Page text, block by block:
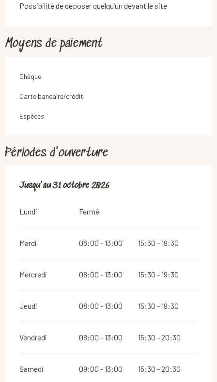
Possibilité de déposer quelqu’un devant le site
Moyens de paiement
Chèque
Carte bancaire/crédit
Espèces
Périodes d'ouverture
Du1 janvier 2026au31 octobre 2026
Jusqu'au31 octobre 2026
Lundi Fermé
Mardi 08:00 - 13:00 15:30 - 19:30
Mercredi 08:00 - 13:00 15:30 - 19:30
Jeudi 08:00 - 13:00 15:30 - 19:30
Vendredi 08:00 - 13:00 15:30 - 20:30
Samedi 09:00 - 13:00 15:30 - 20:30